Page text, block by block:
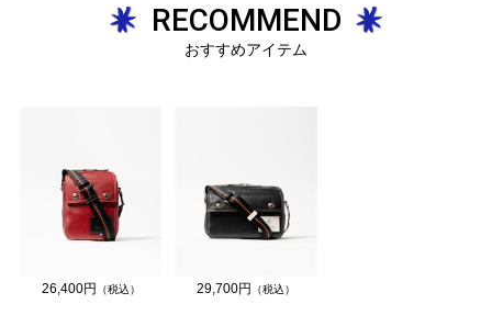
RECOMMEND
おすすめアイテム
26,400円 （税込） 29,700円 （税込）